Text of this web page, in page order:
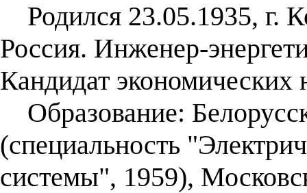
Родился 23.05.1935, г.
Россия. Инженер-
Кандидат экономических
Образование:
(специальность
системы", 1959),